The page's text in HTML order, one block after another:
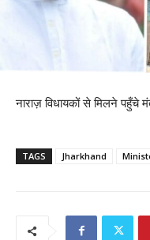
नाराज़ विधायकों से मिलने पहुँचे
TAGS Jharkhand